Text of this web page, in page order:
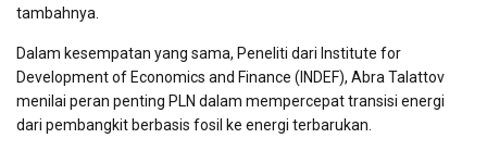
tambahnya.
Dalam kesempatan yang sama, Peneliti dari Institute for
Development of Economics and Finance (INDEF), Abra Talattov
menilai peran penting PLN dalam mempercepat transisi energi
dari pembangkit berbasis fosil ke energi terbarukan.